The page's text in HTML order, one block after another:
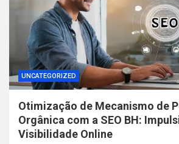
UNCATEGORIZED
Otimização de Mecanismo de
Orgânica com a SEO BH:
Visibilidade Online